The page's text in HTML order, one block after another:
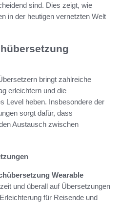
sind. Dies zeigt, wie
in der heutigen vernetzten Welt
bringt zahlreiche
erleichtern und die
Level heben. Insbesondere der
sorgt dafür, dass
Austausch zwischen
Wearable
und überall auf Übersetzungen
für Reisende und